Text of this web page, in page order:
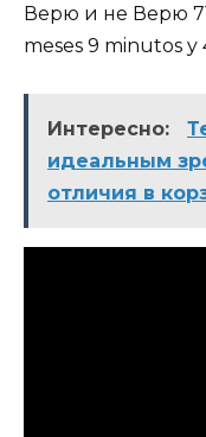
Верю и не Верю
meses 9 minutos y
Интересно:
идеальным
отличия в